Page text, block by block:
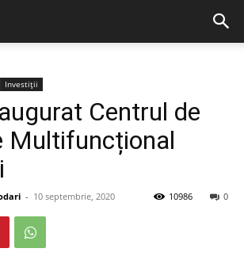
Investiții
Centrul de
Multifuncțional
- 10 septembrie, 2020 0
10986